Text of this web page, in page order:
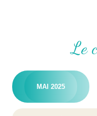
Le
MAI 2025